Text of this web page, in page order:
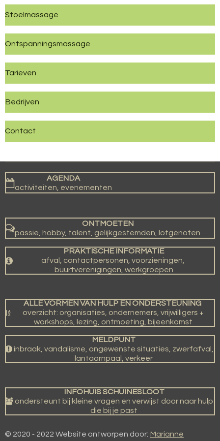
Stoelmassage
Ontspanningsmassage
Tarieven
Bedrijven
Contact
AGENDA
activiteiten, evenementen
ONTMOETEN
passie, hobby, talent, gelijkgestemden, lotgenoten
PRAKTISCHE INFORMATIE
afval, contactpersonen, voorzieningen,
buurtverenigingen, werkgroepen
ALLE VORMEN VAN HULP EN ONDERSTEUNING
overzicht: organisaties, ondernemers, vrijwilligers +
workshops, lezing, ontmoeting, bijeenkomst
MELDPUNT
inbraak, vandalisme, ongewenste situaties, zwerfafval,
lantaarnpaal, verkeer
INFOHUIS SCHUINESLOOT
ondersteunt bij kleine vragen en verwijst door naar hulp
die bij je past
© 2020 - 2022 Website ontworpen door: Marianne